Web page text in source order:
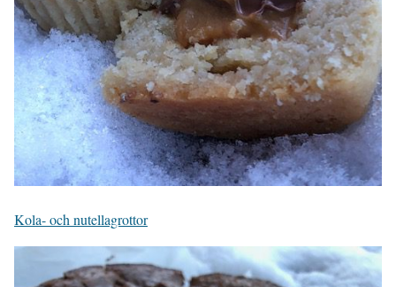
Kola- och nutellagrottor